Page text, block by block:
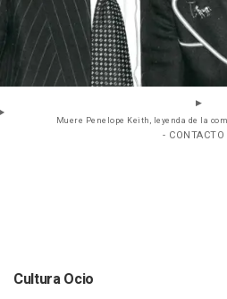
Muere Penelope Keith, leyenda de la
- CONTACTO
Cultura Ocio